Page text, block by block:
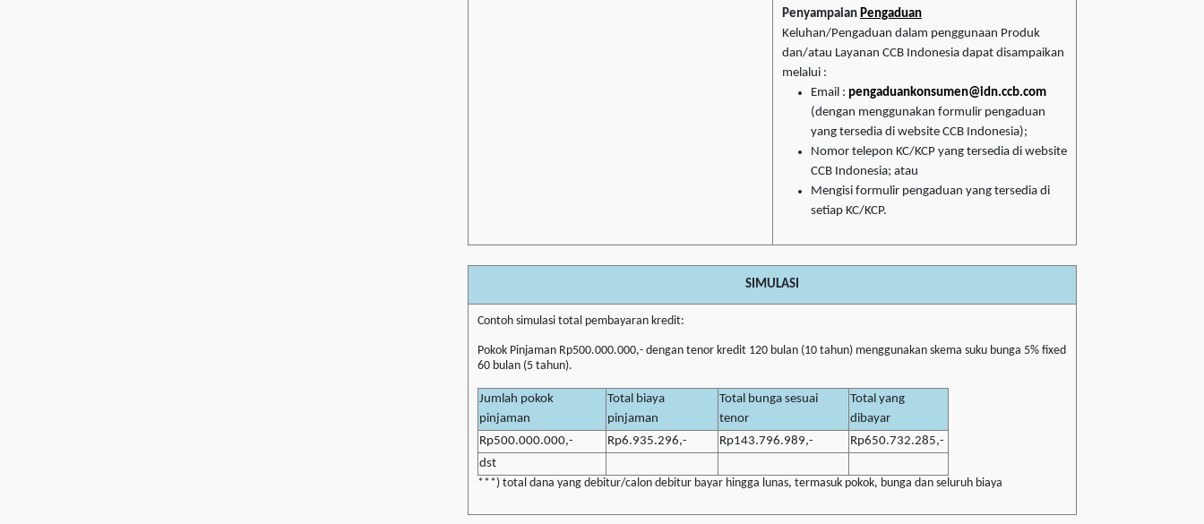
Penyampaian Pengaduan
Keluhan/Pengaduan dalam penggunaan Produk
dan/atau Layanan CCB Indonesia dapat disampaikan
melalui :
Email : pengaduankonsumen@idn.ccb.com
(dengan menggunakan formulir pengaduan
yang tersedia di website CCB Indonesia);
Nomor telepon KC/KCP yang tersedia di website
CCB Indonesia; atau
Mengisi formulir pengaduan yang tersedia di
setiap KC/KCP.
SIMULASI
Contoh simulasi total pembayaran kredit:
Pokok Pinjaman Rp500.000.000,- dengan tenor kredit 120 bulan (10 tahun) menggunakan skema suku bunga 5% fixed
60 bulan (5 tahun).
Jumlah pokok
pinjaman
Total biaya
pinjaman
Total bunga sesuai
tenor
Total yang
dibayar
Rp500.000.000,-
Rp6.935.296,- Rp143.796.989,-
Rp650.732.285,-
dst
***) total dana yang debitur/calon debitur bayar hingga lunas, termasuk pokok, bunga dan seluruh biaya